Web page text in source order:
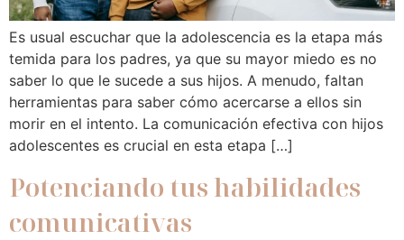
Es usual escuchar que la adolescencia es la etapa más
temida para los padres, ya que su mayor miedo es no
saber lo que le sucede a sus hijos. A menudo, faltan
herramientas para saber cómo acercarse a ellos sin
morir en el intento. La comunicación efectiva con hijos
adolescentes es crucial en esta etapa […]
Potenciando tus habilidades
comunicativas